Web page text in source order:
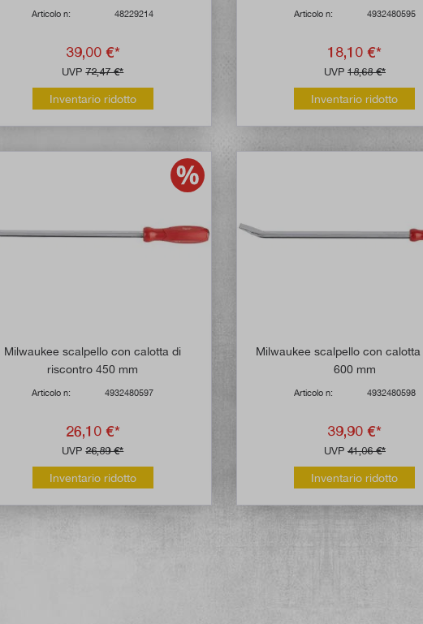
Articolo n: 48229214
39,00 €*
UVP72,47 €*
Inventario ridotto
Articolo n: 4932480595
18,10 €*
UVP 18,68 €*
Inventario ridotto
Milwaukee scalpello con calotta di
riscontro 450 mm
Articolo n: 4932480597
26,10 €*
UVP26,89 €*
Inventario ridotto
Milwaukee scalpello con
600 mm
Articolo n: 4932480598
39,90 €*
UVP 41,06 €*
Inventario ridotto